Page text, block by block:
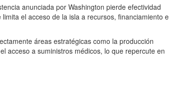
anunciada por Washington pierde efectividad
el acceso de la isla a recursos, financiamiento e
áreas estratégicas como la producción
acceso a suministros médicos, lo que repercute en